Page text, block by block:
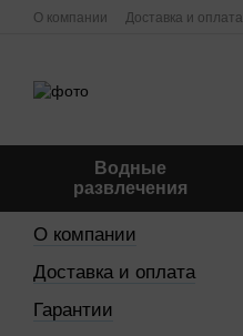
Перейти к основному контенту
О компании Доставка и оплата
Водные
развлечения
О компании
Доставка и оплата
Гарантии